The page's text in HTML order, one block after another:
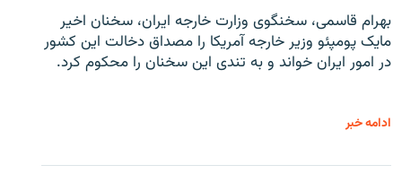
بهرام قاسمی، سخنگوی وزارت خارجه ایران، سخنان اخیر
مایک پومپئو وزیر خارجه آمریکا را مصداق دخالت این کشور
در امور ایران خواند و به تندی این سخنان را محکوم کرد.
ادامه خبر